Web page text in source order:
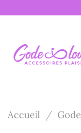
au
Accueil / Gode